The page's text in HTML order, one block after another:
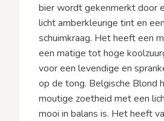
bier wordt gekenmerkt door
licht amberkleurige tint en
schuimkraag. Het heeft een
een matige tot hoge
voor een levendige en
op de tong. Belgische Blond
moutige zoetheid met een
mooi in balans is. Het heeft